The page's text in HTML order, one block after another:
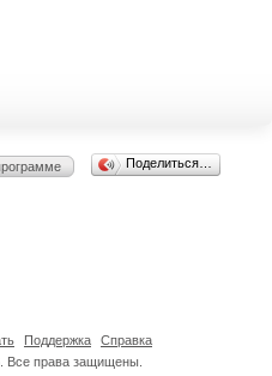
Поделиться…
Все права защищены.
Поддержка Справка